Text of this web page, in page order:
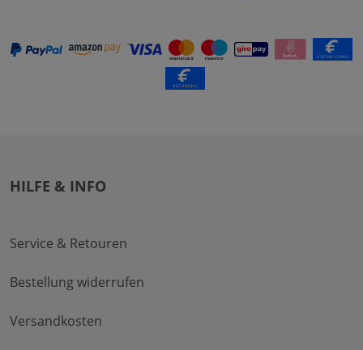
HILFE & INFO
Service & Retouren
Bestellung widerrufen
Versandkosten